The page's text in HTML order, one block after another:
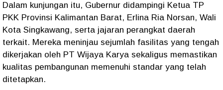
Dalam kunjungan itu, Gubernur didampingi Ketua TP
PKK Provinsi Kalimantan Barat, Erlina Ria Norsan, Wali
Kota Singkawang, serta jajaran perangkat daerah
terkait. Mereka meninjau sejumlah fasilitas yang tengah
dikerjakan oleh PT Wijaya Karya sekaligus memastikan
kualitas pembangunan memenuhi standar yang telah
ditetapkan.